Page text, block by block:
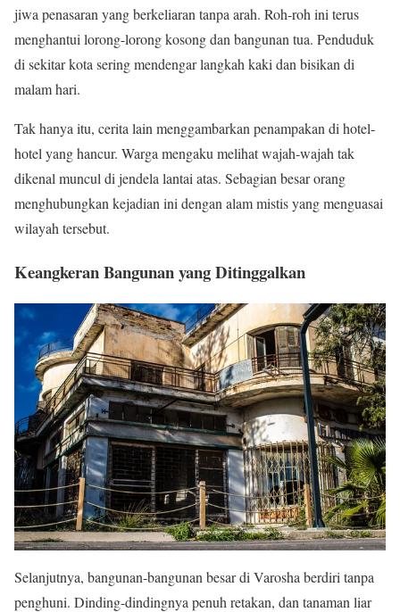
jiwa penasaran yang berkeliaran tanpa arah. Roh-roh ini terus
menghantui lorong-lorong kosong dan bangunan tua. Penduduk
di sekitar kota sering mendengar langkah kaki dan bisikan di
malam hari.
Tak hanya itu, cerita lain menggambarkan penampakan di hotel-
hotel yang hancur. Warga mengaku melihat wajah-wajah tak
dikenal muncul di jendela lantai atas. Sebagian besar orang
menghubungkan kejadian ini dengan alam mistis yang menguasai
wilayah tersebut.
Keangkeran Bangunan yang Ditinggalkan
Selanjutnya, bangunan-bangunan besar di Varosha berdiri tanpa
penghuni. Dinding-dindingnya penuh retakan, dan tanaman liar